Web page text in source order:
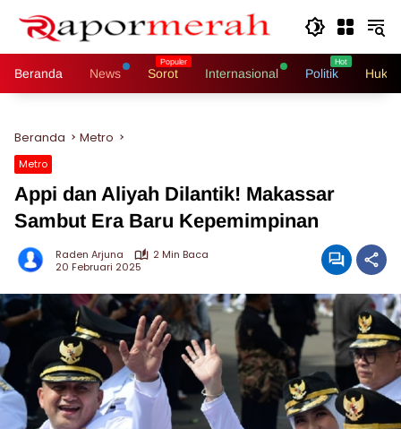
Beranda News Sorot Internasional Politik
Beranda Metro
Metro
Appi dan Aliyah Dilantik! Makassar
Sambut Era Baru Kepemimpinan
Raden Arjuna
2 Min Baca
20 Februari 2025